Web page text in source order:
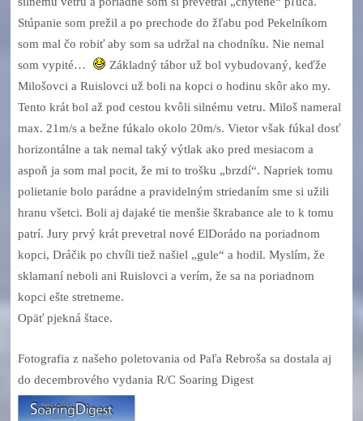
Stúpanie som prežil a po prechode do žľabu pod Pekelníkom
som mal čo robiť aby som sa udržal na chodníku. Nie nemal
som vypité…
Základný tábor už bol vybudovaný, keďže
Milošovci a Ruislovci už boli na kopci o hodinu skôr ako my.
Tento krát bol až pod cestou kvôli silnému vetru. Miloš nameral
max. 21m/s a bežne fúkalo okolo 20m/s. Vietor však fúkal dosť
horizontálne a tak nemal taký výtlak ako pred mesiacom a
aspoň ja som mal pocit, že mi to trošku „brzdí“. Napriek tomu
polietanie bolo parádne a pravidelným striedaním sme si užili
hranu všetci. Boli aj dajaké tie menšie škrabance ale to k tomu
patrí. Jury prvý krát prevetral nové ElDorádo na poriadnom
kopci, Dráčik po chvíli tiež našiel „gule“ a hodil. Myslím, že
sklamaní neboli ani Ruislovci a verím, že sa na poriadnom
kopci ešte stretneme.
Opäť pjekná štace.
Fotografia z našeho poletovania od Paľa Rebroša sa dostala aj
do decembrového vydania R/C Soaring Digest